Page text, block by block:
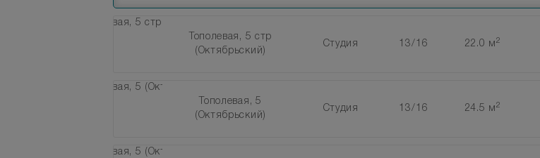
Тополевая, 5 стр
(Октябрьский)
Студия 13/16 22.0 м 2
Тополевая, 5
(Октябрьский)
Студия 13/16 24.5 м 2